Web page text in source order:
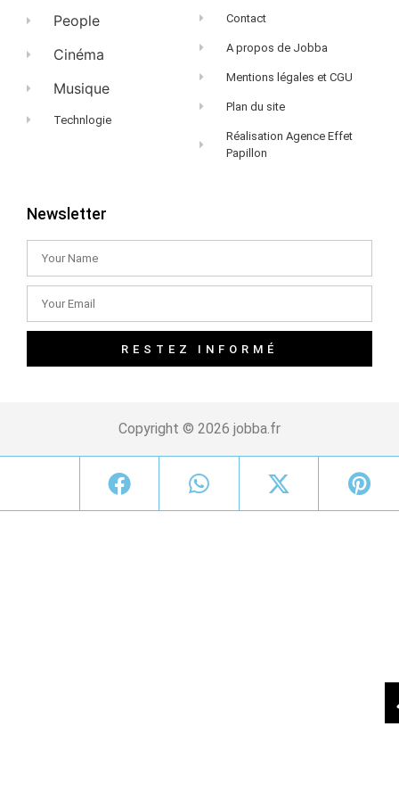
People
Cinéma
Musique
Technlogie
Contact
A propos de Jobba
Mentions légales et CGU
Plan du site
Réalisation Agence Effet
Papillon
Newsletter
RESTEZ INFORMÉ
Copyright © 2026 jobba.fr